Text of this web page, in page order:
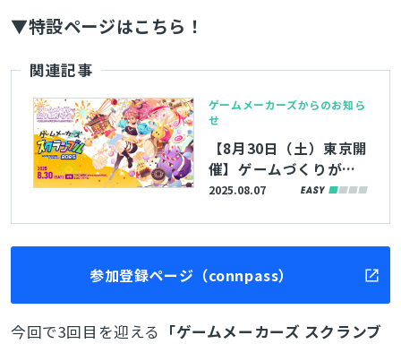
▼特設ページはこちら！
関連記事
ゲームメーカーズからのお知ら
せ
【8月30日（土）東京開
催】ゲームづくりが楽
しく学べる無料イベン
スクランブル2025」イ
ベント情報（随時更
新）
2025.08.07
参加登録ページ（connpass）
今回で3回目を迎える 「ゲームメーカーズ スクランブ